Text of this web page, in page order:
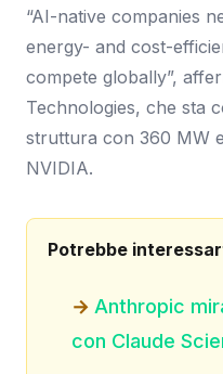
“AI-native companies
energy- and cost-
compete globally”,
Technologies, che sta
struttura con 360 MW
NVIDIA.
Potrebbe
Anthropic
con Claude